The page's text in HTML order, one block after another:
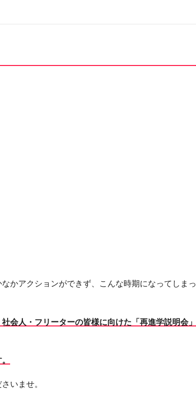
かアクションができず、こんな時期になってしまっ
会人・フリーターの皆様に向けた「再進学説明会」
いませ。